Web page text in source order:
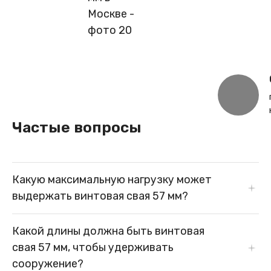
Частые вопросы
Какую максимальную нагрузку может
выдержать винтовая свая 57 мм?
от длины сваи и грунта, в котором она
устанавливается. Согласно производителю,
максимальная нагрузка прочности может достигать 1,5
Какой длины должна быть винтовая
свая 57 мм, чтобы удерживать
сооружение?